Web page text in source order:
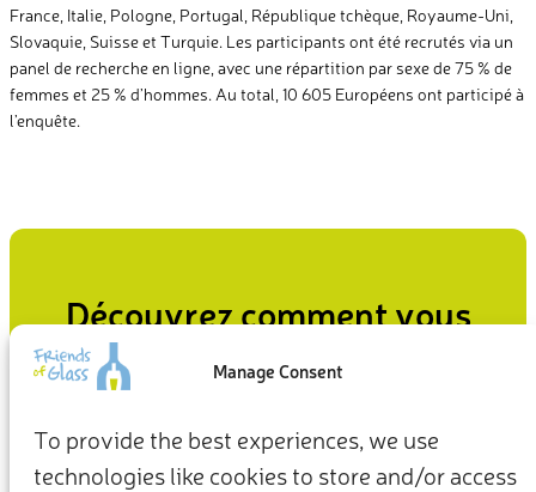
Manage Consent
To provide the best experiences, we use
technologies like cookies to store and/or access
France, Italie, Pologne, Portugal, République tchèque, Royaume-Uni,
Slovaquie, Suisse et Turquie. Les participants ont été recrutés via un
panel de recherche en ligne, avec une répartition par sexe de 75 % de
femmes et 25 % d’hommes. Au total, 10 605 Européens ont participé à
l’enquête.
Découvrez comment vous
pouvez avoir un impact
agissons pour la planète, nos choix quotidiens peuvent être
le point de départ d’un avenir plus durable.